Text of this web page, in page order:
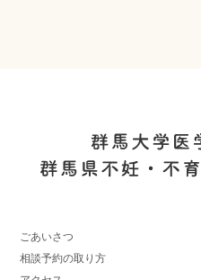
ごあいさつ
相談予約の取り方